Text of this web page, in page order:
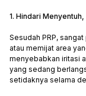
1. Hindari
Sesudah PRP,
atau memijat area
menyebabkan iritasi
yang sedang
setidaknya selama